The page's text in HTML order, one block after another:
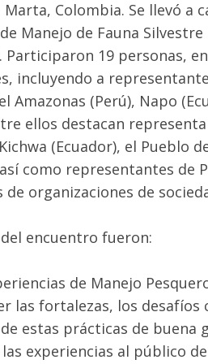
Marta, Colombia. Se llevó a
Manejo de Fauna
Participaron 19 personas,
incluyendo a
Amazonas (Perú), Napo
ellos destacan
(Ecuador), el Pueblo
como representantes de
de organizaciones de
encuentro fueron:
de Manejo
las fortalezas, los desafíos
estas prácticas de buena
experiencias al público